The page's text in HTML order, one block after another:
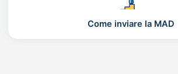
Come inviare la MAD